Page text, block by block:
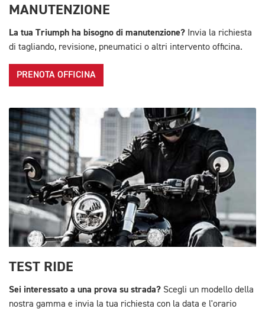
MANUTENZIONE
La tua Triumph ha bisogno di manutenzione? Invia la richiesta
di tagliando, revisione, pneumatici o altri intervento officina.
PRENOTA OFFICINA
TEST RIDE
Sei interessato a una prova su strada? Scegli un modello della
nostra gamma e invia la tua richiesta con la data e l'orario